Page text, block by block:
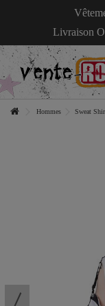
Livraison
Hommes Sweat